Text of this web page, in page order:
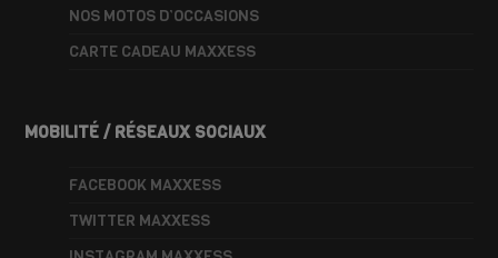
NOS MOTOS D’OCCASIONS
CARTE CADEAU MAXXESS
MOBILITÉ / RÉSEAUX SOCIAUX
FACEBOOK MAXXESS
TWITTER MAXXESS